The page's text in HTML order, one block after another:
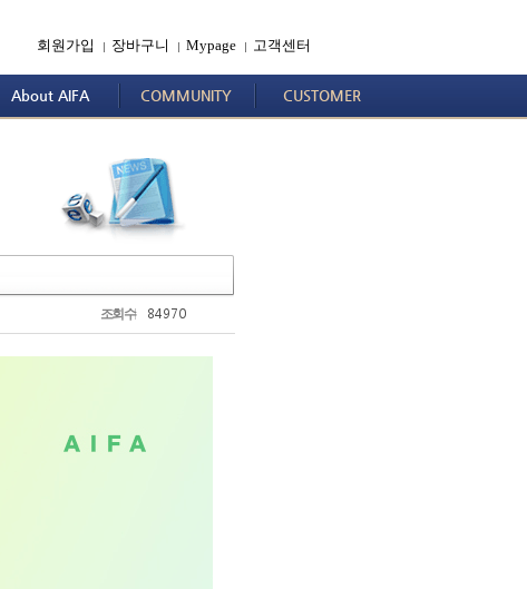
회원가입 | 장바구니 | Mypage | 고객센터
About AIFA COMMUNITY CUSTOMER
조회수 84970